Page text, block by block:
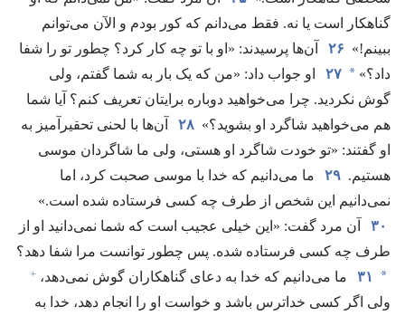
گناهکار است یا نه.‏ فقط می‌دانم که کور بودم و الآن می‌توانم
ببینم!‏» ۲۶
آن‌ها پرسیدند:‏ «او با تو چه کار کرد؟‏ چطور تو را شفا
داد؟‏»‏ * ۲۷
او جواب داد:‏ «من که یک بار به شما گفتم،‏ ولی
گوش نکردید.‏ چرا می‌خواهید دوباره برایتان تعریف کنم؟‏ آیا شما
هم می‌خواهید شاگرد او بشوید؟‏» ۲۸
آن‌ها با لحنی تحقیرآمیز به
او گفتند:‏ «تو خودت شاگرد او هستی،‏ ولی ما شاگردان موسی
هستیم.‏ ۲۹
ما می‌دانیم که خدا با موسی صحبت کرد،‏ اما
نمی‌دانیم این شخص از طرف چه کسی فرستاده شده است.‏»
۳۰
آن مرد گفت:‏ «این خیلی عجیب است که شما نمی‌دانید او از
طرف چه کسی فرستاده شده.‏ پس چطور توانست مرا شفا دهد؟‏
* ۳۱ ما می‌دانیم که خدا به دعای گناهکاران گوش نمی‌دهد،‏ +
ولی اگر کسی خداترس باشد و خواست او را انجام دهد،‏ خدا به